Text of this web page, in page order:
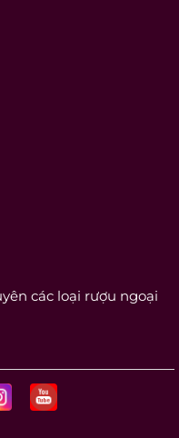
các loại rượu ngoại